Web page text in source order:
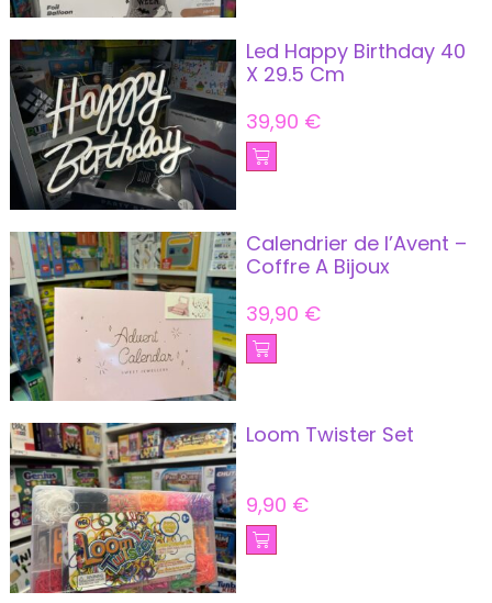
Led Happy Birthday 40
X 29.5 Cm
39,90 €
Calendrier de l’Avent –
Coffre A Bijoux
39,90 €
Loom Twister Set
9,90 €